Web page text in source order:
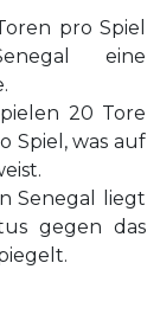
pro Spiel
eine
20 Tore
Spiel, was auf
Senegal liegt
gegen das